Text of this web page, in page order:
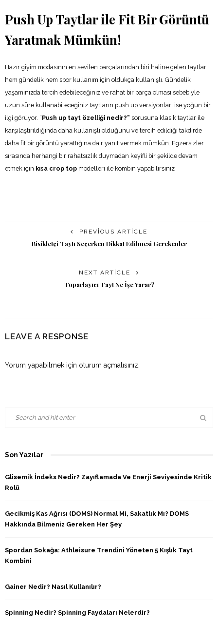
Push Up Taytlar ile Fit Bir Görüntü
Yaratmak Mümkün!
Hazır giyim modasının en sevilen parçalarından biri haline gelen taytlar
hem gündelik hem spor kullanım için oldukça kullanışlı. Gündelik
yaşamınızda tercih edebileceğiniz ve rahat bir parça olması sebebiyle
uzun süre kullanabileceğiniz taytların push up versiyonları ise yoğun bir
ilgi görüyor. “Push up tayt özelliği nedir?” sorusuna klasik taytlar ile
karşılaştırıldığında daha kullanışlı olduğunu ve tercih edildiği takdirde
daha fit bir görüntü yarattığına dair yanıt vermek mümkün. Egzersizler
sırasında herhangi bir rahatsızlık duymadan keyifli bir şekilde devam
etmek için kısa crop top modelleri ile kombin yapabilirsiniz
PREVIOUS ARTICLE
Bisikletçi Taytı Seçerken Dikkat Edilmesi Gerekenler
NEXT ARTICLE
Toparlayıcı Tayt Ne İşe Yarar?
LEAVE A RESPONSE
Yorum yapabilmek için oturum açmalısınız
Son Yazılar
Glisemik İndeks Nedir? Zayıflamada Ve Enerji Seviyesinde Kritik
Rolü
Gecikmiş Kas Ağrısı (DOMS) Normal Mi, Sakatlık Mı? DOMS
Hakkında Bilmeniz Gereken Her Şey
Spordan Sokağa: Athleisure Trendini Yöneten 5 Kışlık Tayt
Kombini
Gainer Nedir? Nasıl Kullanılır?
Spinning Nedir? Spinning Faydaları Nelerdir?